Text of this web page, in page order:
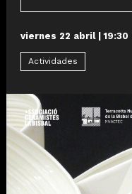
viernes 22 abril|19:30
Actividades